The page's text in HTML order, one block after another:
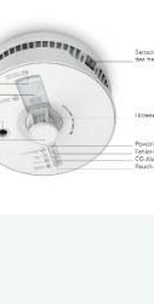
Loading...